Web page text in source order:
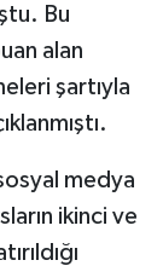
Bu
alan
şartıyla
medya
ikinci ve